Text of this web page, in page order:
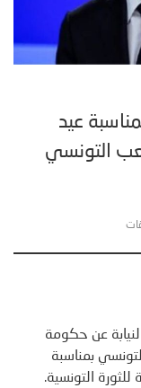
عيد
التونسي
عن حكومة
بمناسبة